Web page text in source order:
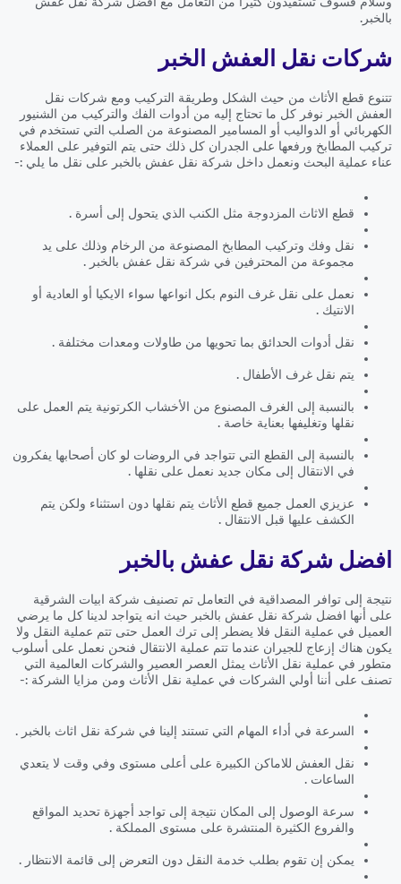
بالخبر.
شركات نقل العفش الخبر
تتنوع قطع الأثاث من حيث الشكل وطريقة التركيب ومع شركات نقل
العفش الخبر نوفر كل ما تحتاج إليه من أدوات الفك والتركيب من الشنيور
الكهربائي أو الدواليب أو المسامير المصنوعة من الصلب التي تستخدم في
تركيب المطابخ ورفعها على الجدران كل ذلك حتى يتم التوفير على العملاء
عناء عملية البحث ونعمل داخل شركة نقل عفش بالخبر على نقل ما يلي :-
قطع الاثاث المزدوجة مثل الكنب الذي يتحول إلى أسرة .
نقل وفك وتركيب المطابخ المصنوعة من الرخام وذلك على يد
مجموعة من المحترفين في شركة نقل عفش بالخبر .
نعمل على نقل غرف النوم بكل انواعها سواء الايكيا أو العادية أو
الانتيك .
نقل أدوات الحدائق بما تحويها من طاولات ومعدات مختلفة .
يتم نقل غرف الأطفال .
بالنسبة إلى الغرف المصنوع من الأخشاب الكرتونية يتم العمل على
نقلها وتغليفها بعناية خاصة .
بالنسبة إلى القطع التي تتواجد في الروضات لو كان أصحابها يفكرون
في الانتقال إلى مكان جديد نعمل على نقلها .
عزيزي العمل جميع قطع الأثاث يتم نقلها دون استثناء ولكن يتم
الكشف عليها قبل الانتقال .
افضل شركة نقل عفش بالخبر
نتيجة إلى توافر المصداقية في التعامل تم تصنيف شركة ابيات الشرقية
على أنها افضل شركة نقل عفش بالخبر حيث انه يتواجد لدينا كل ما يرضي
العميل في عملية النقل فلا يضطر إلى ترك العمل حتى تتم عملية النقل ولا
يكون هناك إزعاج للجيران عندما تتم عملية الانتقال فنحن نعمل على أسلوب
متطور في عملية نقل الأثاث يمثل العصر العصير والشركات العالمية التي
تصنف على أننا أولي الشركات في عملية نقل الأثاث ومن مزايا الشركة :-
السرعة في أداء المهام التي تستند إلينا في شركة نقل اثاث بالخبر .
نقل العفش للاماكن الكبيرة على أعلى مستوى وفي وقت لا يتعدي
الساعات .
سرعة الوصول إلى المكان نتيجة إلى تواجد أجهزة تحديد المواقع
والفروع الكثيرة المنتشرة على مستوى المملكة .
يمكن إن تقوم بطلب خدمة النقل دون التعرض إلى قائمة الانتظار .